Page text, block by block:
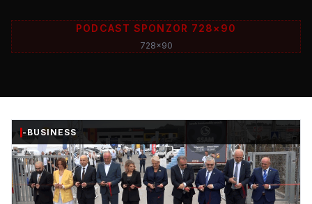
PODCAST SPONZOR 728×90
728x90
-BUSINESS